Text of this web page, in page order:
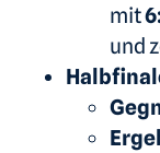
mit
und